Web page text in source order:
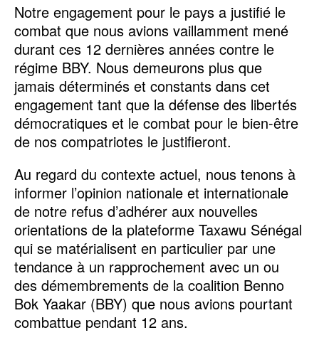
Notre engagement pour le pays a justifié le
combat que nous avions vaillamment mené
durant ces 12 dernières années contre le
régime BBY. Nous demeurons plus que
jamais déterminés et constants dans cet
engagement tant que la défense des libertés
démocratiques et le combat pour le bien-être
de nos compatriotes le justifieront.
Au regard du contexte actuel, nous tenons à
informer l’opinion nationale et internationale
de notre refus d’adhérer aux nouvelles
orientations de la plateforme Taxawu Sénégal
qui se matérialisent en particulier par une
tendance à un rapprochement avec un ou
des démembrements de la coalition Benno
Bok Yaakar (BBY) que nous avions pourtant
combattue pendant 12 ans.